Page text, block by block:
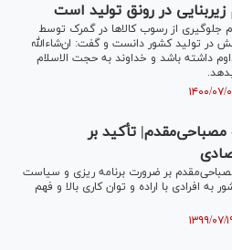
در رونق تولید است
از رسوب کالا‌ها در گمرک توسط
در تولید کشور دانست و گفت: ان‌شاءالله
داشته باشد و خداوند به حجت الاسلام
مصباحی‌مقدم| تأکید بر
مصباحی‌مقدم بر ضرورت برنامه ریزی و سیاست
افرادی با اراده و توان کاری بالا و فهم